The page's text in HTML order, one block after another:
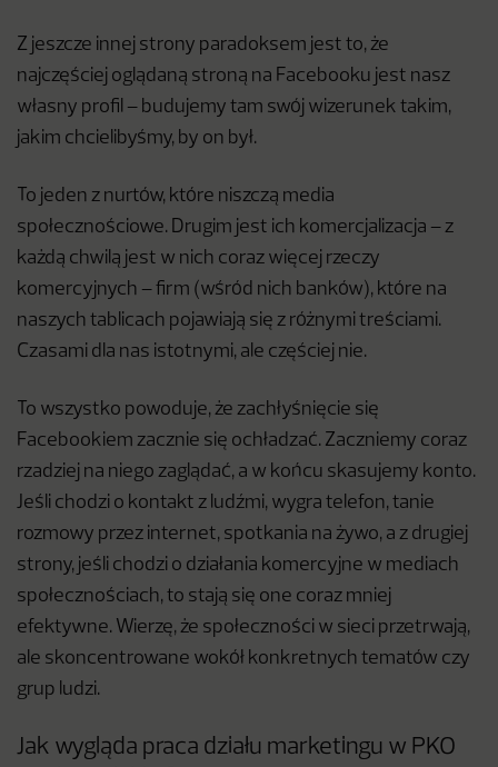
Z jeszcze innej strony paradoksem jest to, że
najczęściej oglądaną stroną na Facebooku jest nasz
własny profil – budujemy tam swój wizerunek takim,
jakim chcielibyśmy, by on był.
To jeden z nurtów, które niszczą media
społecznościowe. Drugim jest ich komercjalizacja – z
każdą chwilą jest w nich coraz więcej rzeczy
komercyjnych – firm (wśród nich banków), które na
naszych tablicach pojawiają się z różnymi treściami.
Czasami dla nas istotnymi, ale częściej nie.
To wszystko powoduje, że zachłyśnięcie się
Facebookiem zacznie się ochładzać. Zaczniemy coraz
rzadziej na niego zaglądać, a w końcu skasujemy konto.
Jeśli chodzi o kontakt z ludźmi, wygra telefon, tanie
rozmowy przez internet, spotkania na żywo, a z drugiej
strony, jeśli chodzi o działania komercyjne w mediach
społecznościach, to stają się one coraz mniej
efektywne. Wierzę, że społeczności w sieci przetrwają,
ale skoncentrowane wokół konkretnych tematów czy
grup ludzi.
Jak wygląda praca działu marketingu w PKO